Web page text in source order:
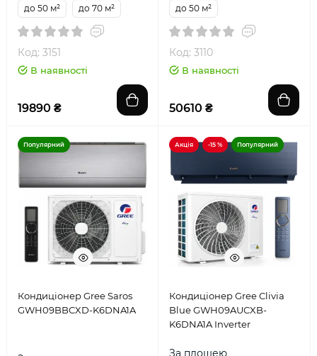
до 50 м² до 70 м²
Код: 3151
В наявності
19890 ₴
до 50 м²
Код: 3110
В наявності
50610 ₴
Популярний
Кондиціонер Gree Saros
GWH09BBCXD-K6DNA1A
Акція -15 % Популярний
Кондиціонер Gree Clivia
Blue GWH09AUCXB-
K6DNA1A Inverter
За площею